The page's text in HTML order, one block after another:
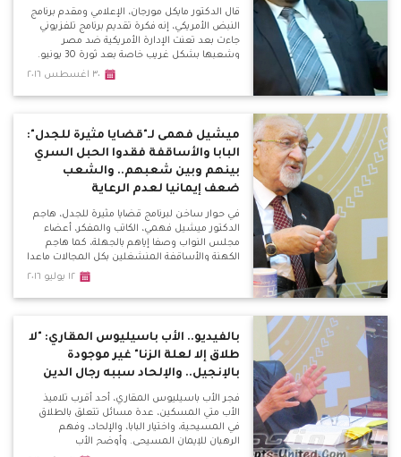
قال الدكتور مايكل مورجان، الإعلامي ومقدم برنامج
النبض الأمريكي، إنه فكرة تقديم برنامج تلفزيوني
جاءت بعد تعنت الإدارة الأمريكية ضد مصر
وشعبها بشكل غريب خاصة بعد ثورة 30 يونيو.
٣٠ اغسطس ٢٠١٦
ميشيل فهمى لـ"قضايا مثيرة للجدل":
البابا والأساقفة فقدوا الحبل السري
بينهم وبين شعبهم.. والشعب
ضعف إيمانيا لعدم الرعاية
في حوار ساخن لبرنامج قضايا مثيرة للجدل، هاجم
الدكتور ميشيل فهمي، الكاتب والمفكر، أعضاء
مجلس النواب وصفا إياهم بالجهلة، كما هاجم
الكهنة والأساقفة المنشغلين بكل المجالات ماعدا
رعاية الشعب، وحذر من مؤامرة الفتنة بين
١٢ يوليو ٢٠١٦
بالفيديو.. الأب باسيليوس المقاري: "لا
طلاق إلا لعلة الزنا" غير موجودة
بالإنجيل.. والإلحاد سببه رجال الدين
فجر الأب باسيليوس المقاري، أحد أقرب تلاميذ
الأب متي المسكين، عدة مسائل تتعلق بالطلاق
في المسيحية، واختيار البابا، والإلحاد، وفهم
الرهبان للإيمان المسيحي. وأوضح الأب